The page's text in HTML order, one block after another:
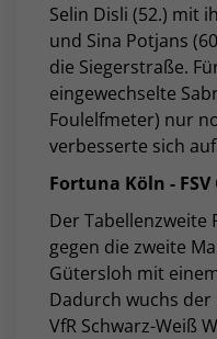
Selin Disli (52.) mit
und Sina Potjans
die Siegerstraße.
eingewechselte
Foulelfmeter) nur
verbesserte sich
Fortuna Köln -
Der Tabellenzweite
gegen die zweite
Gütersloh mit
Dadurch wuchs
VfR Schwarz-Weiß